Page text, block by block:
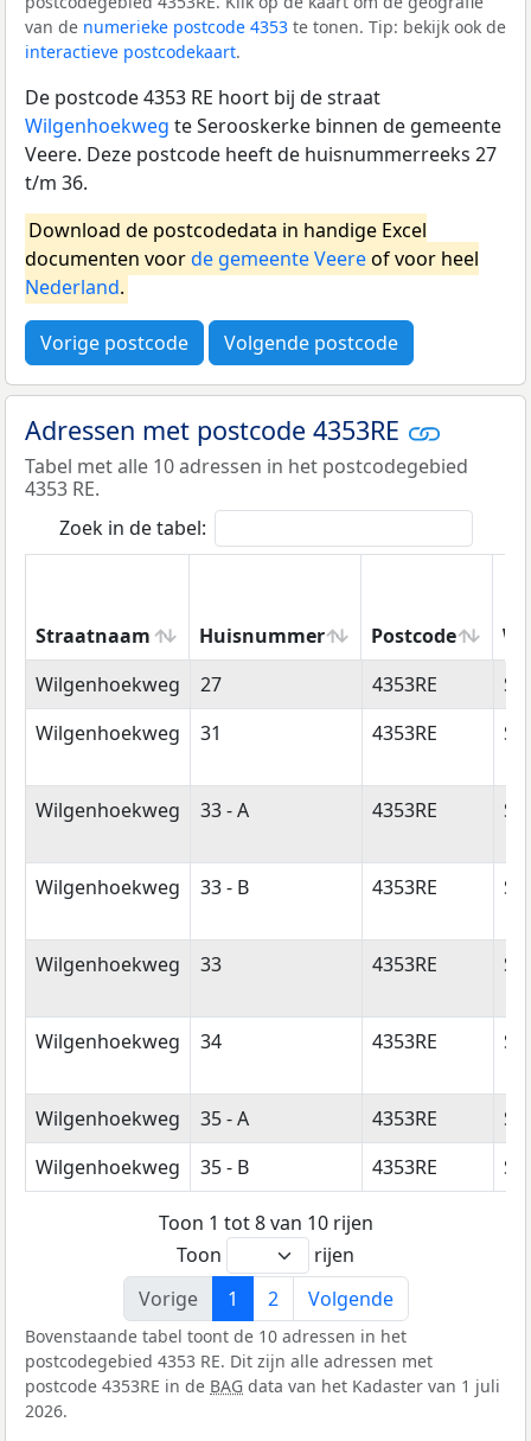
van de numerieke postcode 4353 te tonen. Tip: bekijk ook de
interactieve postcodekaart.
De postcode 4353 RE hoort bij de straat
Wilgenhoekweg te Serooskerke binnen de gemeente
Veere. Deze postcode heeft de huisnummerreeks 27
t/m 36.
Download de postcodedata in handige Excel
documenten voorde gemeente Veereof voor heel
Nederland.
Vorige postcode Volgende postcode
Adressen met postcode 4353RE
Tabel met alle 10 adressen in het postcodegebied
4353 RE.
Zoek in de tabel:
Straatnaam Huisnummer Postcode
Straatnaam
Huisnummer Postcode
Wilgenhoekweg 27 4353RE
Wilgenhoekweg
31 4353RE
Wilgenhoekweg 33 - A 4353RE
Wilgenhoekweg 33 - B 4353RE
Wilgenhoekweg 33 4353RE
Wilgenhoekweg 34 4353RE
Wilgenhoekweg 35 - A 4353RE
Wilgenhoekweg
35 - B 4353RE
Toon 1 tot 8 van 10 rijen
Toon
rijen
Vorige
1 2 Volgende
Bovenstaande tabel toont de 10 adressen in het
postcodegebied 4353 RE. Dit zijn alle adressen met
postcode 4353RE in de BAG data van het Kadaster van 1 juli
2026.